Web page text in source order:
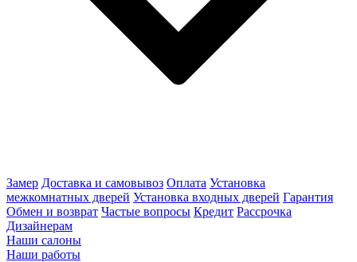
Замер Доставка и самовывоз Оплата Установка
межкомнатных дверей Установка входных дверей Гарантия
Обмен и возврат Частые вопросы Кредит Рассрочка
Дизайнерам
Наши салоны
Наши работы